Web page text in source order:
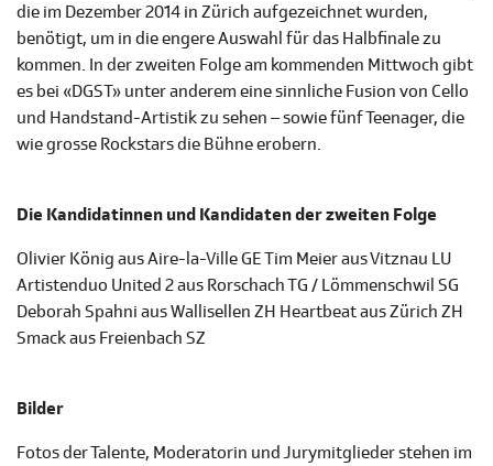
die im Dezember 2014 in Zürich aufgezeichnet wurden,
benötigt, um in die engere Auswahl für das Halbfinale zu
kommen. In der zweiten Folge am kommenden Mittwoch gibt
es bei «DGST» unter anderem eine sinnliche Fusion von Cello
und Handstand-Artistik zu sehen – sowie fünf Teenager, die
wie grosse Rockstars die Bühne erobern.
Die Kandidatinnen und Kandidaten der zweiten Folge
Olivier König aus Aire-la-Ville GE Tim Meier aus Vitznau LU
Artistenduo United 2 aus Rorschach TG / Lömmenschwil SG
Deborah Spahni aus Wallisellen ZH Heartbeat aus Zürich ZH
Smack aus Freienbach SZ
Bilder
Fotos der Talente, Moderatorin und Jurymitglieder stehen im